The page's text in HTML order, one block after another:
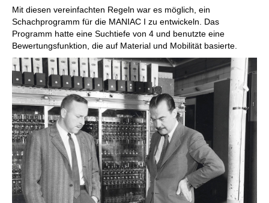
Mit diesen vereinfachten Regeln war es möglich, ein
Schachprogramm für die MANIAC I zu entwickeln. Das
Programm hatte eine Suchtiefe von 4 und benutzte eine
Bewertungsfunktion, die auf Material und Mobilität basierte.